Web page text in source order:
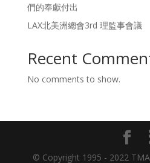
們的奉獻付出
LAX北美洲總會3rd 理監事會議
Recent
No comments to show.
© Copyright 1995 - 2022